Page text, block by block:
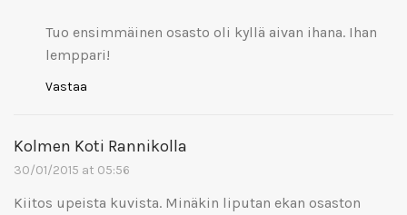
Tuo ensimmäinen osasto oli kyllä aivan ihana. Ihan
lemppari!
Vastaa
Kolmen Koti Rannikolla
30/01/2015 at 05:56
Kiitos upeista kuvista. Minäkin liputan ekan osaston